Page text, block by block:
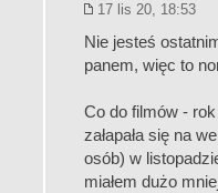
17 lis 20, 18:53
Nie jesteś
panem, więc to
Co do filmów -
załapała się na
osób) w
miałem dużo